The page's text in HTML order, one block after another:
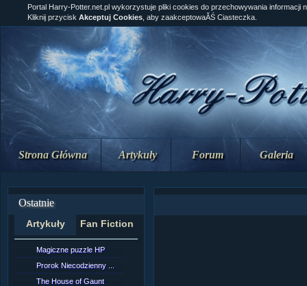
Strona Główna Artykuły Forum Galeria
Ostatnie
Artykuły Fan Fiction
Magiczne puzzle HP
Prorok Niecodzienny ...
The House of Gaunt
Portal Harry-Potter.net.pl wykorzystuje pliki cookies do przechowywania informacji
Kliknij przycisk Akceptuj Cookies , aby zaakceptowaĂŚ Ciasteczka.